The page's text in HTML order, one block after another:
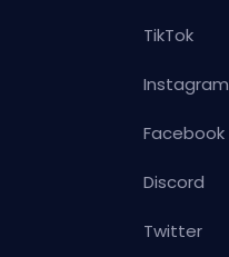
TikTok
Instagram
Facebook
Discord
Twitter